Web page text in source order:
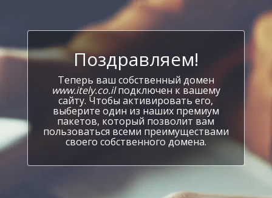
Поздравляем!
Теперь ваш собственный домен
www.itely.co.ilподключен к вашему
сайту. Чтобы активировать его,
выберите один из наших премиум
пакетов, который позволит вам
пользоваться всеми преимуществами
своего собственного домена.